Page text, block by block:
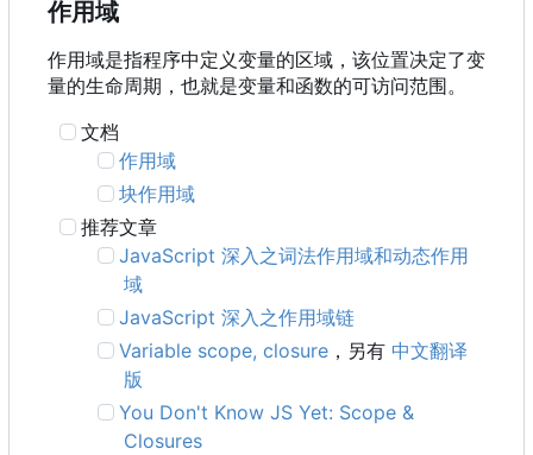
作用域
作用域是指程序中定义变量的区域，该位置决定了变
量的生命周期，也就是变量和函数的可访问范围。
文档
作用域
块作用域
推荐文章
JavaScript 深入之词法作用域和动态作用
域
JavaScript 深入之作用域链
Variable scope, closure ，另有 中文翻译
版
You Don't Know JS Yet: Scope &
Closures